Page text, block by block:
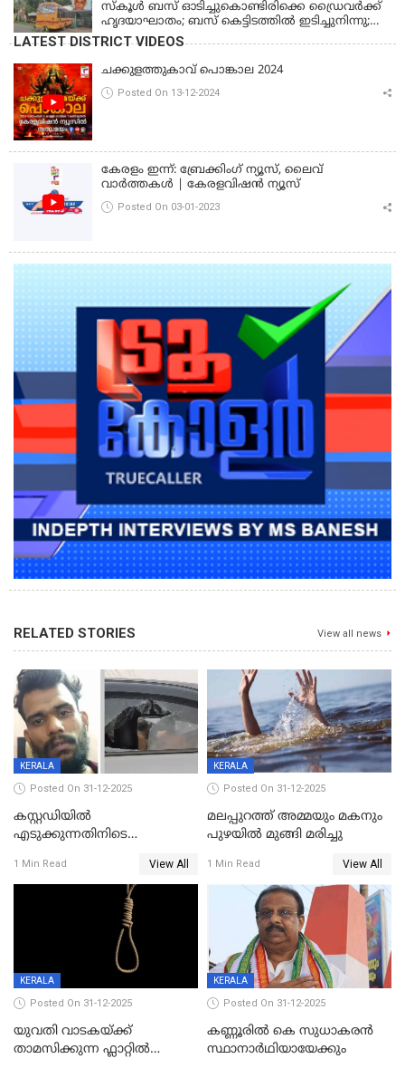
സ്കൂൾ ബസ് ഓടിച്ചുകൊണ്ടിരിക്കെ ഡ്രൈവർക്ക്
ഹൃദയാഘാതം; ബസ് കെട്ടിടത്തിൽ ഇടിച്ചുനിന്നു;
ഡ്രൈവർ മരിച്ചു, രണ്ട് കുട്ടികൾക്ക് പരിക്ക്
LATEST DISTRICT VIDEOS
ചക്കുളത്തുകാവ് പൊങ്കാല 2024
Posted On 13-12-2024
കേരളം ഇന്ന്: ബ്രേക്കിംഗ് ന്യൂസ്, ലൈവ്
വാർത്തകൾ | കേരളവിഷൻ ന്യൂസ്
Posted On 03-01-2023
RELATED STORIES View all news
KERALA
Posted On 31-12-2025
കസ്റ്റഡിയിൽ
എടുക്കുന്നതിനിടെ
വധശ്രമക്കേസ് പ്രതി പിടിയിൽ
1 Min Read View All
KERALA
Posted On 31-12-2025
മലപ്പുറത്ത് അമ്മയും മകനും
പുഴയിൽ മുങ്ങി മരിച്ചു
1 Min Read View All
KERALA
Posted On 31-12-2025
യുവതി വാടകയ്ക്ക്
താമസിക്കുന്ന ഫ്ലാറ്റില്‍
KERALA
Posted On 31-12-2025
കണ്ണൂരിൽ കെ സുധാകരൻ
സ്ഥാനാർഥിയായേക്കും